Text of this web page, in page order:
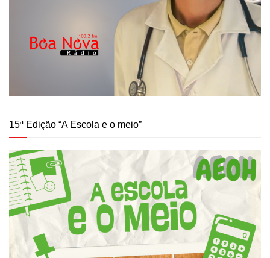
15ª Edição “A Escola e o meio”